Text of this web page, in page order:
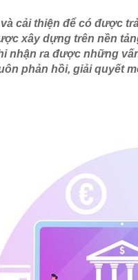
cải thiện để có được
xây dựng trên nền
nhận ra được những
phản hồi, giải quyết